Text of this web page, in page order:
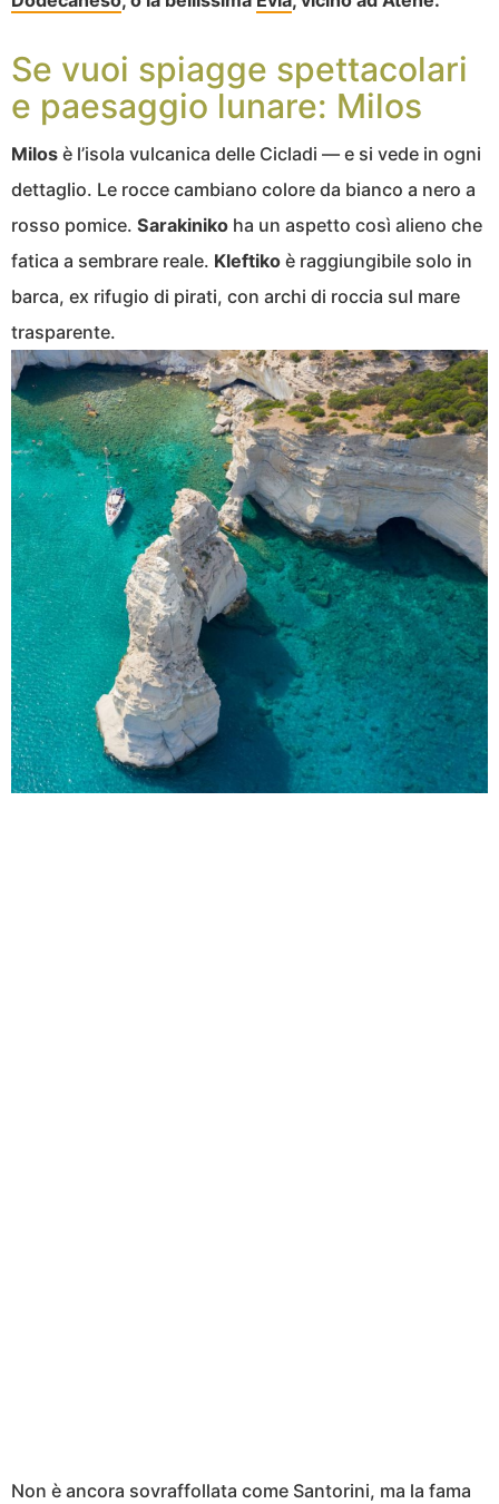
Se vuoi spiagge spettacolari
e paesaggio lunare: Milos
Milos è l’isola vulcanica delle Cicladi — e si vede in ogni
dettaglio. Le rocce cambiano colore da bianco a nero a
rosso pomice. Sarakiniko ha un aspetto così alieno che
fatica a sembrare reale. Kleftiko è raggiungibile solo in
barca, ex rifugio di pirati, con archi di roccia sul mare
trasparente.
Non è ancora sovraffollata come Santorini, ma la fama